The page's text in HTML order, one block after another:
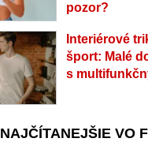
pozor?
Interiérové
šport: Malé
s
NAJČÍTANEJŠIE VO